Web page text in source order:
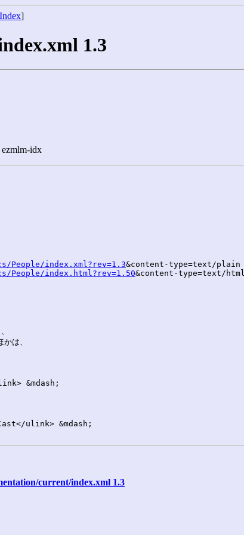
]
1.3
ezmlm-idx
People/index.xml?rev=1.3&content-type=text/plain
People/index.html?rev=1.50&content-type=text/html
は、
&mdash;
ulink> &mdash;
current/index.xml 1.3